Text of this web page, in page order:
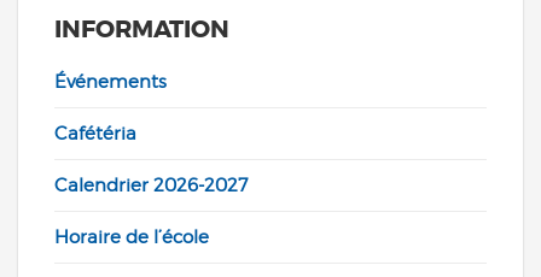
INFORMATION
Événements
Cafétéria
Calendrier 2026-2027
Horaire de l’école